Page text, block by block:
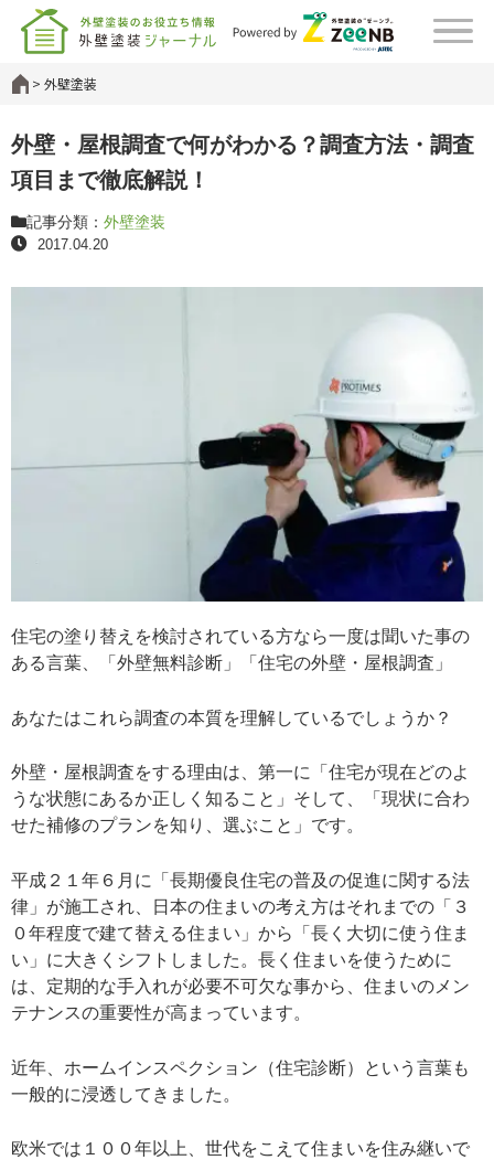
外壁塗装
外壁・屋根調査で何がわかる？調査方法・調査
項目まで徹底解説！
記事分類： 外壁塗装
2017.04.20
住宅の塗り替えを検討されている方なら一度は聞いた事の
ある言葉、「外壁無料診断」「住宅の外壁・屋根調査」
あなたはこれら調査の本質を理解しているでしょうか？
外壁・屋根調査をする理由は、第一に「住宅が現在どのよ
うな状態にあるか正しく知ること」そして、「現状に合わ
せた補修のプランを知り、選ぶこと」です。
平成２１年６月に「長期優良住宅の普及の促進に関する法
律」が施工され、日本の住まいの考え方はそれまでの「３
０年程度で建て替える住まい」から「長く大切に使う住ま
い」に大きくシフトしました。長く住まいを使うために
は、定期的な手入れが必要不可欠な事から、住まいのメン
テナンスの重要性が高まっています。
近年、ホームインスペクション（住宅診断）という言葉も
一般的に浸透してきました。
欧米では１００年以上、世代をこえて住まいを住み継いで